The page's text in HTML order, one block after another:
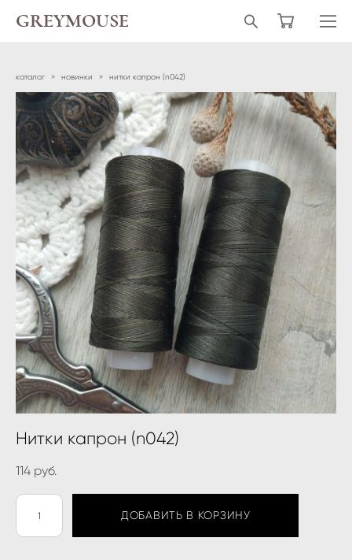
GREYMOUSE
каталог > новинки > нитки капрон (n042)
Нитки капрон (n042)
114 pуб.
ДОБАВИТЬ В КОРЗИНУ